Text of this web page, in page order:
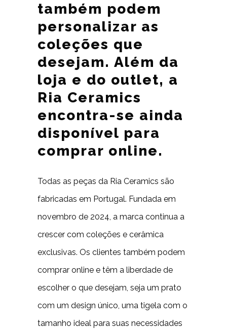
também podem
personalizar as
coleções que
desejam. Além da
loja e do outlet, a
Ria Ceramics
encontra-se ainda
disponível para
comprar online.
Todas as peças da Ria Ceramics são
fabricadas em Portugal. Fundada em
novembro de 2024, a marca continua a
crescer com coleções e cerâmica
exclusivas. Os clientes também podem
comprar online e têm a liberdade de
escolher o que desejam, seja um prato
com um design único, uma tigela com o
tamanho ideal para suas necessidades